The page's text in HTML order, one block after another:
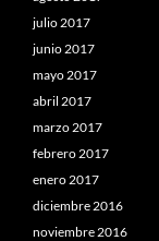
julio 2017
junio 2017
mayo 2017
abril 2017
marzo 2017
febrero 2017
enero 2017
diciembre 2016
noviembre 2016